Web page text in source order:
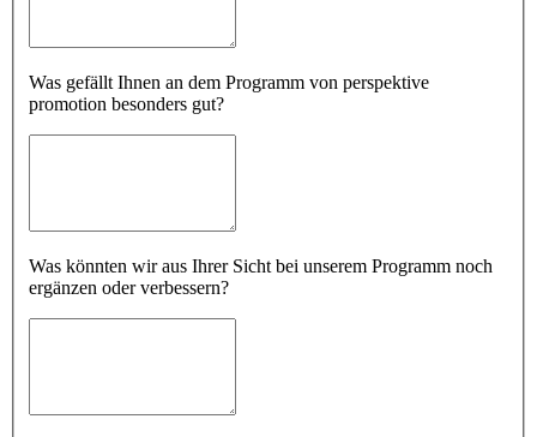
Was gefällt Ihnen an dem Programm von perspektive
promotion besonders gut?
Was könnten wir aus Ihrer Sicht bei unserem Programm noch
ergänzen oder verbessern?